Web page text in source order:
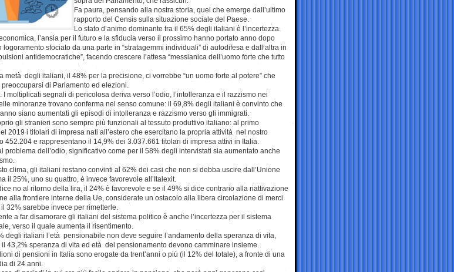
Fa paura, pensando alla nostra storia, quel che emerge dall’ultimo
rapporto del Censis sulla situazione sociale del Paese.
Lo stato d’animo dominante tra il 65% degli italiani è l’incertezza.
l’ansia per il futuro e la sfiducia verso il prossimo hanno portato anno dopo
logoramento sfociato da una parte in “stratagemmi individuali” di autodifesa e dall’altra in
antidemocratiche”, facendo crescere l’attesa “messianica dell’uomo forte che tutto
metà degli italiani, il 48% per la precisione, ci vorrebbe “un uomo forte al potere” che
di Parlamento ed elezioni.
I moltiplicati segnali di pericolosa deriva verso l’odio, l’intolleranza e il razzismo nei
minoranze trovano conferma nel senso comune: il 69,8% degli italiani è convinto che
siano aumentati gli episodi di intolleranza e razzismo verso gli immigrati.
gli stranieri sono sempre più funzionali al tessuto produttivo italiano: al primo
2019 i titolari di impresa nati all’estero che esercitano la propria attività nel nostro
452.204 e rappresentano il 14,9% dei 3.037.661 titolari di impresa attivi in Italia.
problema dell’odio, significativo come per il 58% degli intervistati sia aumentato anche
clima, gli italiani restano convinti al 62% dei casi che non si debba uscire dall’Unione
il 25%, uno su quattro, è invece favorevole all’Italexit.
no al ritorno della lira, il 24% è favorevole e se il 49% si dice contrario alla riattivazione
alla frontiere interne della Ue, considerate un ostacolo alla libera circolazione di merci
32% sarebbe invece per rimetterle.
a far disamorare gli italiani del sistema politico è anche l’incertezza per il sistema
verso il quale aumenta il risentimento.
degli italiani l’età pensionabile non deve seguire l’andamento della speranza di vita,
il 43,2% speranza di vita ed età del pensionamento devono camminare insieme.
di pensioni in Italia sono erogate da trent’anni o più (il 12% del totale), a fronte di una
di 24 anni.